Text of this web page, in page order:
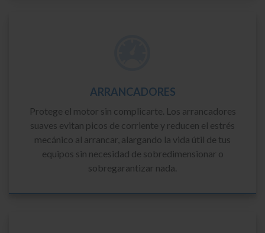
ARRANCADORES
Protege el motor sin complicarte. Los arrancadores
suaves evitan picos de corriente y reducen el estrés
mecánico al arrancar, alargando la vida útil de tus
equipos sin necesidad de sobredimensionar o
sobregarantizar nada.